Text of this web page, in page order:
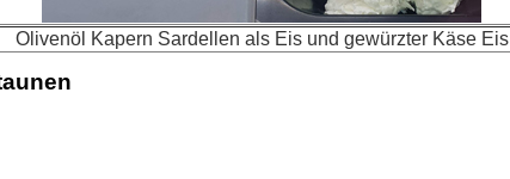
Olivenöl Kapern Sardellen als Eis und gewürzter Käse Eis